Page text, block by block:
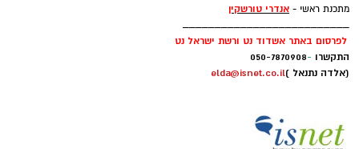
רוצה לעקוב אחרי הערוץ של הקבוצה "אשדוד נט"
ב-WhatsApp לחצו כאן
להורדת אפליקציה של אשדוד נט לחצו כאן